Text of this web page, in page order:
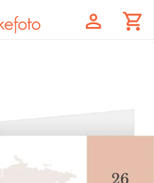
profile shopping_cart